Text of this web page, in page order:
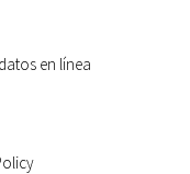
en línea